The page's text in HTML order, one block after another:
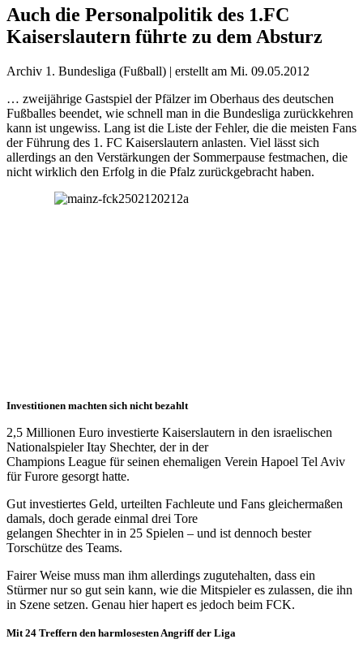
Auch die Personalpolitik des 1.FC
Kaiserslautern führte zu dem Absturz
Archiv 1. Bundesliga (Fußball) | erstellt am Mi. 09.05.2012
… zweijährige Gastspiel der Pfälzer im Oberhaus des deutschen
Fußballes beendet, wie schnell man in die Bundesliga zurückkehren
kann ist ungewiss. Lang ist die Liste der Fehler, die die meisten Fans
der Führung des 1. FC Kaiserslautern anlasten. Viel lässt sich
allerdings an den Verstärkungen der Sommerpause festmachen, die
nicht wirklich den Erfolg in die Pfalz zurückgebracht haben.
Investitionen machten sich nicht bezahlt
2,5 Millionen Euro investierte Kaiserslautern in den israelischen
Nationalspieler Itay Shechter, der in der
Champions League für seinen ehemaligen Verein Hapoel Tel Aviv
für Furore gesorgt hatte.
Gut investiertes Geld, urteilten Fachleute und Fans gleichermaßen
damals, doch gerade einmal drei Tore
gelangen Shechter in in 25 Spielen – und ist dennoch bester
Torschütze des Teams.
Fairer Weise muss man ihm allerdings zugutehalten, dass ein
Stürmer nur so gut sein kann, wie die Mitspieler es zulassen, die ihn
in Szene setzen. Genau hier hapert es jedoch beim FCK.
Mit 24 Treffern den harmlosesten Angriff der Liga